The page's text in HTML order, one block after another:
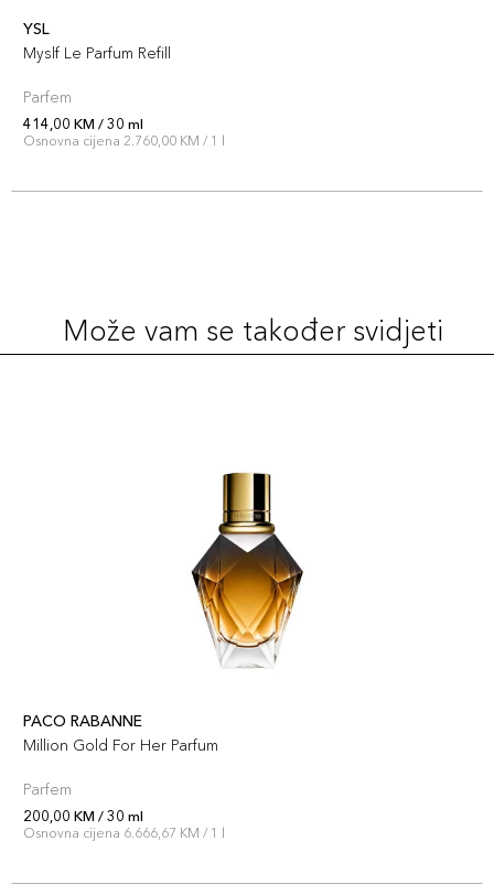
YSL
Myslf Le Parfum Refill
Parfem
414,00 KM / 30 ml
Osnovna cijena 2.760,00 KM / 1 l
Može vam se također svidjeti
PACO RABANNE
Million Gold For Her Parfum
Parfem
200,00 KM / 30 ml
Osnovna cijena 6.666,67 KM / 1 l